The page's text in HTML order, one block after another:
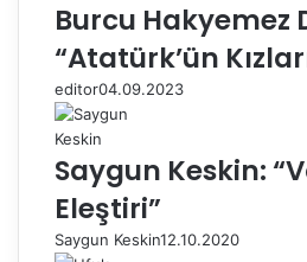
Burcu Hakyemez
“Atatürk’ün
editor04.09.2023
Saygun Keskin:
Eleştiri”
Saygun Keskin12.10.2020